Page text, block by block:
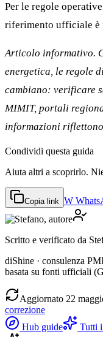
Per le regole
riferimento ufficiale è
Articolo informativo.
energetica, le regole
cambiano: verificare
MIMIT, portali
informazioni
Condividi questa guida
Aiuta altri a scoprirlo.
Copia link W
Scritto e verificato da
diShine · consulenza
basata su fonti ufficiali
Aggiornato 22
correzione
Hub guide
Tutti